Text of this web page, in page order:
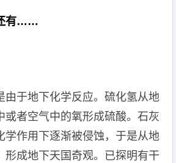
有……
由于地下化学反应。硫化氢从地
或者空气中的氧形成硫酸。石灰
学作用下逐渐被侵蚀，于是从地
形成地下天国奇观。已探明有干